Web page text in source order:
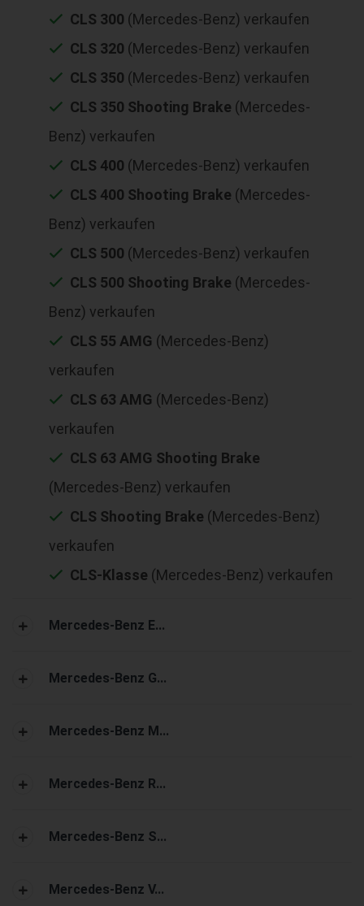
CLS 300 (Mercedes-Benz) verkaufen
CLS 320 (Mercedes-Benz) verkaufen
CLS 350 (Mercedes-Benz) verkaufen
CLS 350 Shooting Brake (Mercedes-
Benz) verkaufen
CLS 400 (Mercedes-Benz) verkaufen
CLS 400 Shooting Brake (Mercedes-
Benz) verkaufen
CLS 500 (Mercedes-Benz) verkaufen
CLS 500 Shooting Brake (Mercedes-
Benz) verkaufen
CLS 55 AMG (Mercedes-Benz)
verkaufen
CLS 63 AMG (Mercedes-Benz)
verkaufen
CLS 63 AMG Shooting Brake
(Mercedes-Benz) verkaufen
CLS Shooting Brake (Mercedes-Benz)
verkaufen
CLS-Klasse (Mercedes-Benz) verkaufen
Mercedes-Benz E...
Mercedes-Benz G...
Mercedes-Benz M...
Mercedes-Benz R...
Mercedes-Benz S...
Mercedes-Benz V...